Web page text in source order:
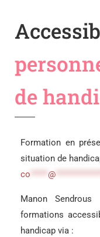
de
Formation en
situation de
co ***** @ **************
Manon
formations
handicap via :